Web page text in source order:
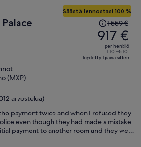
Säästä lennostasi 100 %
Hinta
oli
1 559 €,
hinta
on
1 559 €
917 €
per henkilö
1.10.–5.10.
löydetty 1 päivä sitten
(MXP)
arvostelua)
payment twice and when I refused they
even though they had made a mistake
payment to another room and they were
room I had paid previously. I was